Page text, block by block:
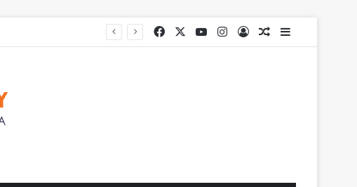
FacebookYouTubeInstagram
Log InRandom Article
Sidebar